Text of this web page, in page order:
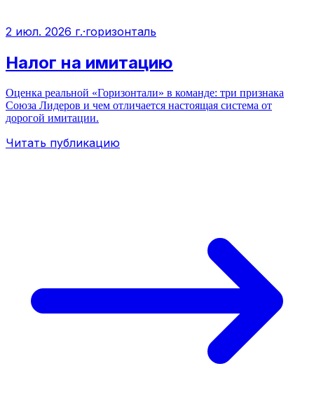
2 июл. 2026 г.·горизонталь
Налог на имитацию
Оценка реальной «Горизонтали» в команде: три признака
Союза Лидеров и чем отличается настоящая система от
дорогой имитации.
Читать публикацию